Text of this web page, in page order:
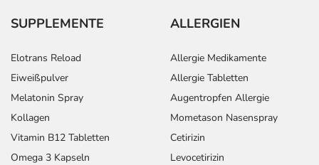
SUPPLEMENTE
Elotrans Reload
Eiweißpulver
Melatonin Spray
Kollagen
Vitamin B12 Tabletten
Omega 3 Kapseln
ALLERGIEN
Allergie Medikamente
Allergie Tabletten
Augentropfen Allergie
Mometason Nasenspray
Cetirizin
Levocetirizin